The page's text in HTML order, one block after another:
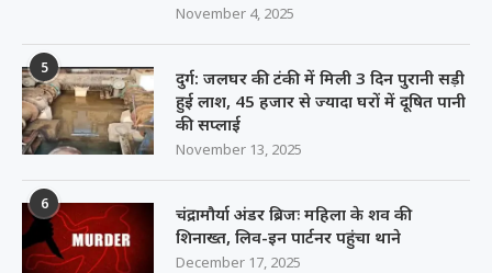
November 4, 2025
5
दुर्ग: जलघर की टंकी में मिली 3 दिन पुरानी सड़ी
हुई लाश, 45 हजार से ज्यादा घरों में दूषित पानी
की सप्लाई
November 13, 2025
6
चंद्रामौर्या अंडर ब्रिजः महिला के शव की
शिनाख्त, लिव-इन पार्टनर पहुंचा थाने
December 17, 2025